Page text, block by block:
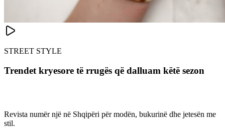
STREET STYLE
Trendet kryesore të rrugës që dalluam këtë sezon
Revista numër një në Shqipëri për modën, bukurinë dhe jetesën me
stil.